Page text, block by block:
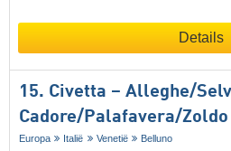
Details
15. Civetta – Alleghe/​
Cadore/​Palafavera/​Zoldo
Europa Italië Venetië Belluno